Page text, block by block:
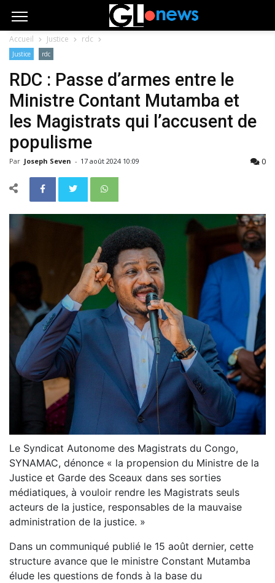
Accueil Justice rdc
Justice rdc
RDC : Passe d’armes entre le
Ministre Contant Mutamba et
les Magistrats qui l’accusent de
populisme
Par Joseph Seven - 17 août 2024 10:09 0
Le Syndicat Autonome des Magistrats du Congo,
SYNAMAC, dénonce « la propension du Ministre de la
Justice et Garde des Sceaux dans ses sorties
médiatiques, à vouloir rendre les Magistrats seuls
acteurs de la justice, responsables de la mauvaise
administration de la justice. »
Dans un communiqué publié le 15 août dernier, cette
structure avance que le ministre Constant Mutamba
élude les questions de fonds à la base du